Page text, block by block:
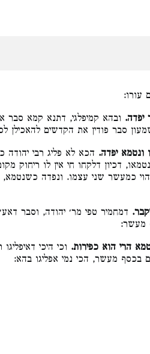
עורו:
יפדה. ובהא קמיפלגי, דתנא קמא סבר
סבר פודין את הקדשים להאכילן
ונטמא יפדה. הכא לא פליג רבי יהודה
דכיון דלקחו חי אין לו ריחוק
כמעשר שני עצמו. ונפדה
דמחמיר טפי מר׳ יהודה, וסבר
מעשר:
הרי הוא כפירות. וכי היכי
בכסף מעשר, הכי נמי אפליגו בהא: